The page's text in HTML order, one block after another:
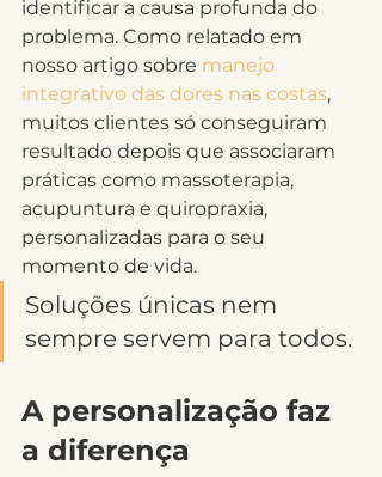
identificar a causa profunda do
problema. Como relatado em
nosso artigo sobre manejo
integrativo das dores nas costas,
muitos clientes só conseguiram
resultado depois que associaram
práticas como massoterapia,
acupuntura e quiropraxia,
personalizadas para o seu
momento de vida.
Soluções únicas nem
sempre servem para todos.
A personalização faz
a diferença